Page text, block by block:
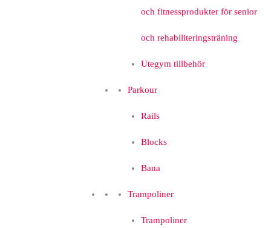
och fitnessprodukter för senior
och rehabiliteringsträning
Utegym tillbehör
Parkour
Rails
Blocks
Bana
Trampoliner
Trampoliner